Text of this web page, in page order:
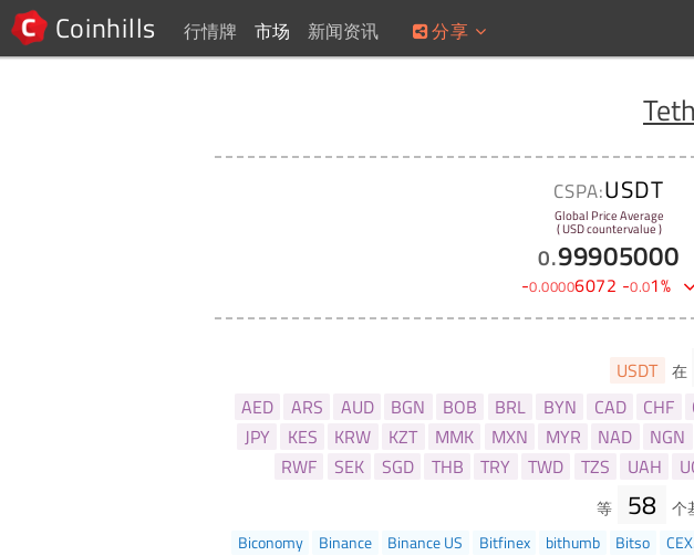
Coinhills 行情牌 市场 新闻资讯 分享
CSPA:USDT
Global Price Average
( USD countervalue )
0.99905000
-0.00006072 -0.01%
USDT 在
AED ARS AUD BGN BOB BRL BYN CAD CHF
JPY
KES KRW KZT MMK MXN MYR NAD NGN
RWF
SEK SGD THB TRY TWD TZS UAH
等 58
个
Biconomy
Binance Binance US Bitfinex bithumb Bitso